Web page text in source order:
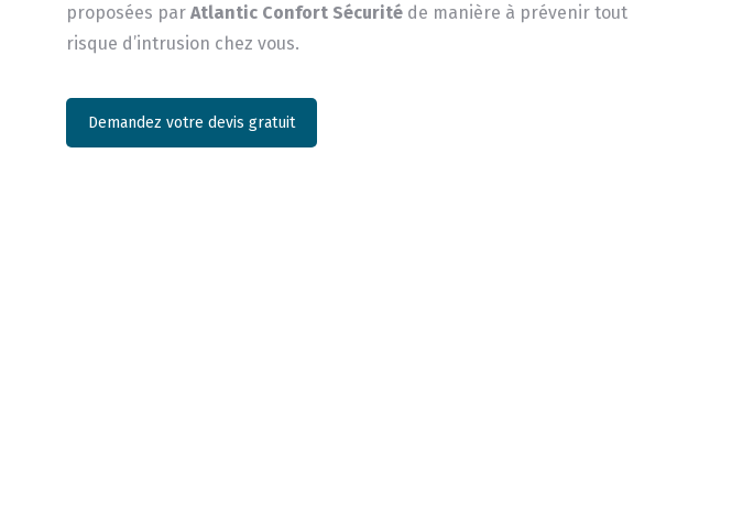
proposées parAtlantic Confort Sécurité de manière à prévenir tout
risque d’intrusion chez vous.
Demandez votre devis gratuit